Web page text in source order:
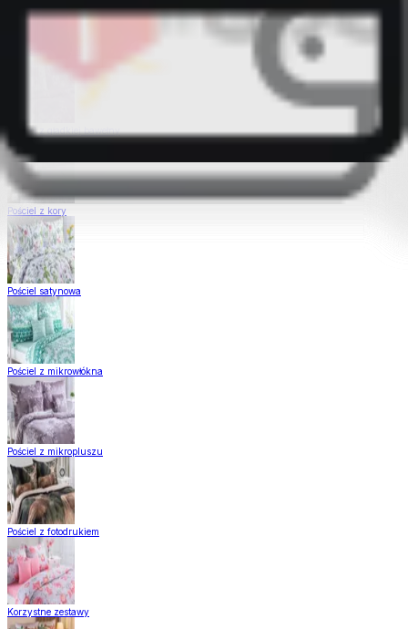
Pościel z gładkiej bawełny
Pościel z kory
Pościel satynowa
Pościel z mikrowłókna
Pościel z mikropluszu
Pościel z fotodrukiem
Korzystne zestawy